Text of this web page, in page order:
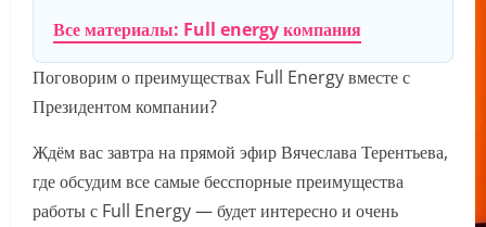
Все материалы: Full energy компания
Поговорим о преимуществах Full Energy вместе с
Президентом компании?
Ждём вас завтра на прямой эфир Вячеслава Терентьева,
где обсудим все самые бесспорные преимущества
работы с Full Energy — будет интересно и очень